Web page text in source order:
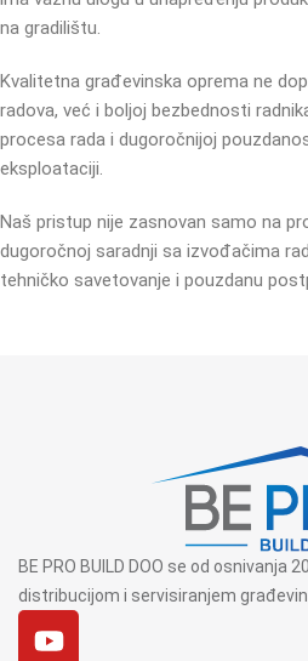
na gradilištu.
Kvalitetna građevinska oprema ne
radova, već i boljoj bezbednosti
procesa rada i dugoročnijoj
eksploataciji.
Naš pristup nije zasnovan samo na
dugoročnoj saradnji sa izvođačima
tehničko savetovanje i pouzdanu
BE PRO BUILD DOO se od osnivanja
distribucijom i servisiranjem